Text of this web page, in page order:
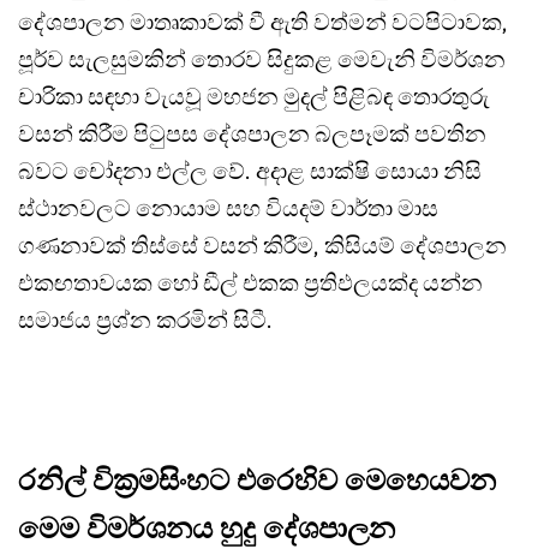
දේශපාලන මාතෘකාවක් වී ඇති වත්මන් වටපිටාවක,
පූර්ව සැලසුමකින් තොරව සිදුකළ මෙවැනි විමර්ශන
චාරිකා සඳහා වැයවූ මහජන මුදල් පිළිබඳ තොරතුරු
වසන් කිරීම පිටුපස දේශපාලන බලපෑමක් පවතින
බවට චෝදනා එල්ල වේ. අදාළ සාක්ෂි සොයා නිසි
ස්ථානවලට නොයාම සහ වියදම් වාර්තා මාස
ගණනාවක් තිස්සේ වසන් කිරීම, කිසියම් දේශපාලන
එකඟතාවයක හෝ ඩීල් එකක ප්‍රතිඵලයක්ද යන්න
සමාජය ප්‍රශ්න කරමින් සිටී.
රනිල් වික්‍රමසිංහට එරෙහිව මෙහෙයවන
මෙම විමර්ශනය හුදු දේශපාලන